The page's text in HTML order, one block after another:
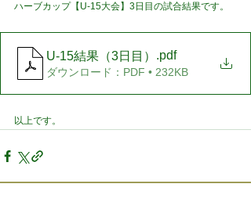
ハーブカップ【U-15大会】3日目の試合結果です。
U-15結果（3日目） .pdf
ダウンロード：PDF • 232KB
以上です。